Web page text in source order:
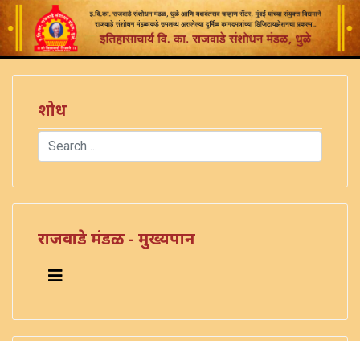
शोध
Search
राजवाडे मंडळ - मुख्यपान